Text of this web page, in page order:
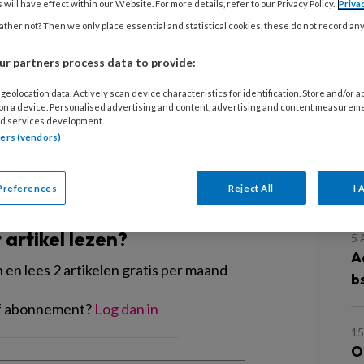
invloed op de
‘Alleen al met je glimlach
En ook praten met
lezen?
lees 2 artikelen gratis per maand
Log dan in
5
will have effect within our Website. For more details, refer to our Privacy Policy.
not? Then we only place essential and statistical cookies, these do not record
partners process data to provide:
data. Actively scan device characteristics for identification. Store and/or
a device. Personalised advertising and content, advertising and content
services development.
(vendors)
Reject All I